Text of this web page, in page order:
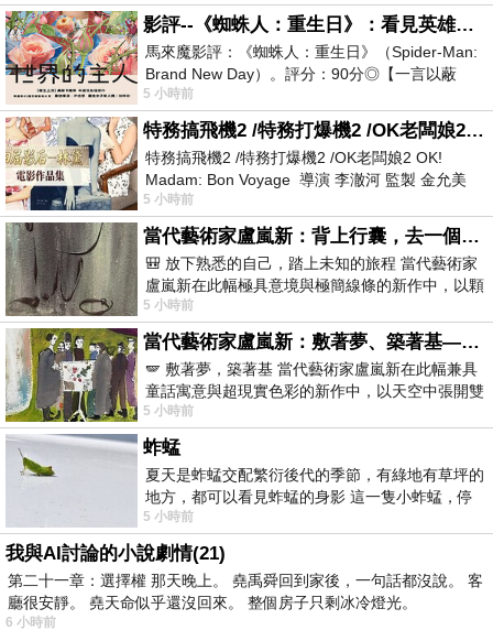
影評--《蜘蛛人：重生日》：看見英雄的孤獨與重生
馬來魔影評：《蜘蛛人：重生日》（Spider-Man:
Brand New Day）。評分：90分◎【一言以蔽
之】：一個失去一切的英雄，學會放下孤獨、
5 小時前
特務搞飛機2 /特務打爆機2 /OK老闆娘2 OK! Madam: Bon Voyage
特務搞飛機2 /特務打爆機2 /OK老闆娘2 OK!
Madam: Bon Voyage 導演 李澈河 監製 金允美
劇本 申鉉成 主演 嚴正化 朴誠雄
5 小時前
當代藝術家盧嵐新：背上行囊，去一個沒有人認識你的地方——看風景，也遇見渴望出發的自己
🎒 放下熟悉的自己，踏上未知的旅程 當代藝術家
盧嵐新在此幅極具意境與極簡線條的新作中，以顆
粒感豐富的灰綠粗糙背景，搭配凝練且具
5 小時前
當代藝術家盧嵐新：敷著夢、築著基——讓筆觸成為存在過的證據，將相遇的溫度熔鑄成新的模樣
🪽 敷著夢，築著基 當代藝術家盧嵐新在此幅兼具
童話寓意與超現實色彩的新作中，以天空中張開雙
翼的神聖形象與地面上聚集的人群對話，
5 小時前
蚱蜢
夏天是蚱蜢交配繁衍後代的季節，有綠地有草坪的
地方，都可以看見蚱蜢的身影 這一隻小蚱蜢，停
在車頂上，怎麼樣小心驅趕，都無動
5 小時前
我與AI討論的小說劇情(21)
第二十一章：選擇權 那天晚上。 堯禹舜回到家後，一句話都沒說。 客
廳很安靜。 堯天命似乎還沒回來。 整個房子只剩冰冷燈光。
6 小時前